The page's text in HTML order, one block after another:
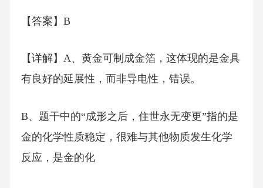
【答案】B
【详解】A、黄金可制成金箔，这体现的是金具
有良好的延展性，而非导电性，错误。
B、题干中的“成形之后，住世永无变更”指的是
金的化学性质稳定，很难与其他物质发生化学
反应，是金的化